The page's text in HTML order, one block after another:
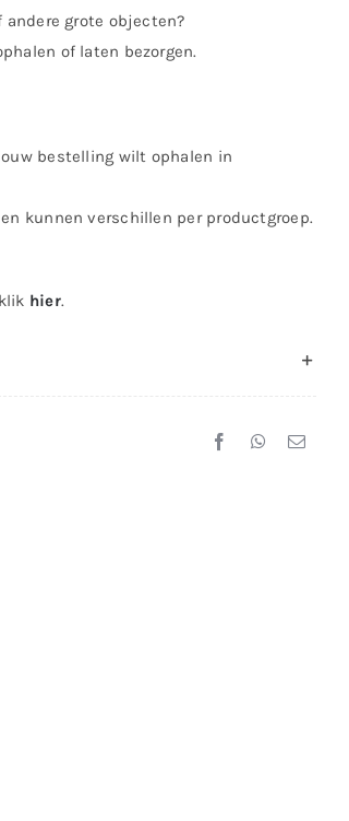
andere grote objecten?
of laten bezorgen.
bestelling wilt ophalen in
kunnen verschillen per productgroep.
hier.